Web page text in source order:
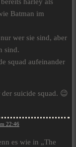
harley als
Batman im
wer sie sind, aber
sind.
squad aufeinander
suicide squad. 😉
22:46
es wie in „The